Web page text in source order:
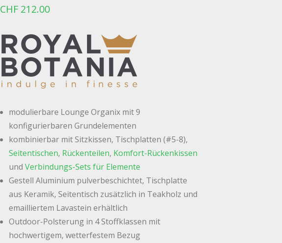
CHF 212.00
modulierbare Lounge Organix mit 9
konfigurierbaren Grundelementen
kombinierbar mit Sitzkissen, Tischplatten (#5-8),
Seitentischen, Rückenteilen, Komfort-Rückenkissen
und Verbindungs-Sets für Elemente
Gestell Aluminium pulverbeschichtet, Tischplatte
aus Keramik, Seitentisch zusätzlich in Teakholz und
emailliertem Lavastein erhältlich
Outdoor-Polsterung in 4 Stoffklassen mit
hochwertigem, wetterfestem Bezug